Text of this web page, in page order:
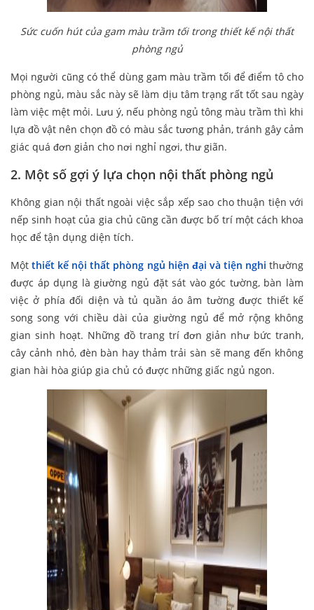
Sức cuốn hút của gam màu trầm tối trong thiết kế nội thất
phòng ngủ
Mọi người cũng có thể dùng gam màu trầm tối để điểm tô cho
phòng ngủ, màu sắc này sẽ làm dịu tâm trạng rất tốt sau ngày
làm việc mệt mỏi. Lưu ý, nếu phòng ngủ tông màu trầm thì khi
lựa đồ vật nên chọn đồ có màu sắc tương phản, tránh gây cảm
giác quá đơn giản cho nơi nghỉ ngơi, thư giãn.
2. Một số gợi ý lựa chọn nội thất phòng ngủ
Không gian nội thất ngoài việc sắp xếp sao cho thuận tiện với
nếp sinh hoạt của gia chủ cũng cần được bố trí một cách khoa
học để tận dụng diện tích.
Mộtthiết kế nội thất phòng ngủ hiện đại và tiện nghi thường
được áp dụng là giường ngủ đặt sát vào góc tường, bàn làm
việc ở phía đối diện và tủ quần áo âm tường được thiết kế
song song với chiều dài của giường ngủ để mở rộng không
gian sinh hoạt. Những đồ trang trí đơn giản như bức tranh,
cây cảnh nhỏ, đèn bàn hay thảm trải sàn sẽ mang đến không
gian hài hòa giúp gia chủ có được những giấc ngủ ngon.